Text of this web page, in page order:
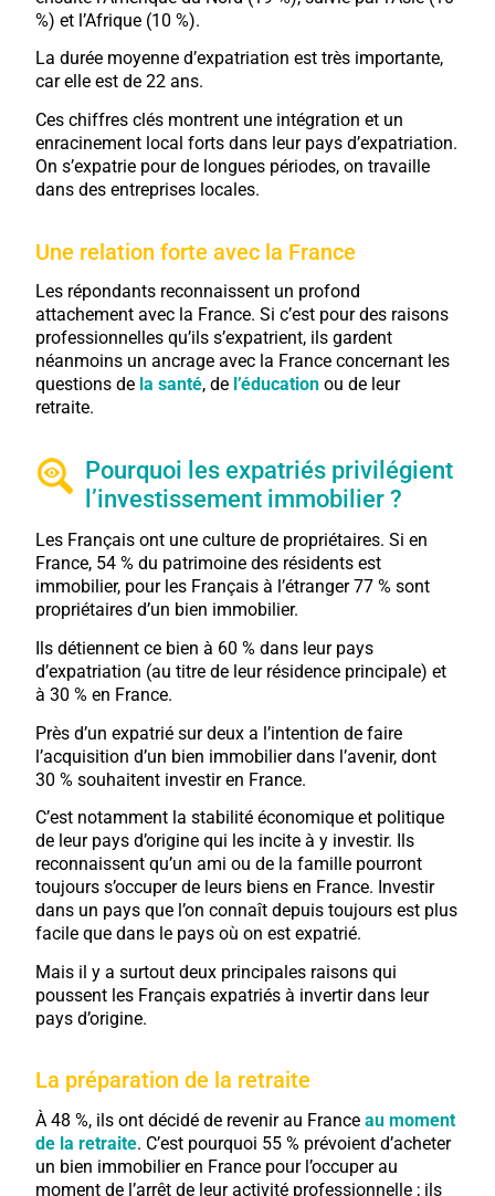
%) et l’Afrique (10 %).
La durée moyenne d’expatriation est très importante,
car elle est de 22 ans.
Ces chiffres clés montrent une intégration et un
enracinement local forts dans leur pays d’expatriation.
On s’expatrie pour de longues périodes, on travaille
dans des entreprises locales.
Une relation forte avec la France
Les répondants reconnaissent un profond
attachement avec la France. Si c’est pour des raisons
professionnelles qu’ils s’expatrient, ils gardent
néanmoins un ancrage avec la France concernant les
questions de la santé, de l’éducation ou de leur
retraite.
Pourquoi les expatriés privilégient
l’investissement immobilier ?
Les Français ont une culture de propriétaires. Si en
France, 54 % du patrimoine des résidents est
immobilier, pour les Français à l’étranger 77 % sont
propriétaires d’un bien immobilier.
Ils détiennent ce bien à 60 % dans leur pays
d’expatriation (au titre de leur résidence principale) et
à 30 % en France.
Près d’un expatrié sur deux a l’intention de faire
l’acquisition d’un bien immobilier dans l’avenir, dont
30 % souhaitent investir en France.
C’est notamment la stabilité économique et politique
de leur pays d’origine qui les incite à y investir. Ils
reconnaissent qu’un ami ou de la famille pourront
toujours s’occuper de leurs biens en France. Investir
dans un pays que l’on connaît depuis toujours est plus
facile que dans le pays où on est expatrié.
Mais il y a surtout deux principales raisons qui
poussent les Français expatriés à invertir dans leur
pays d’origine.
La préparation de la retraite
À 48 %, ils ont décidé de revenir au Franceau moment
de la retraite. C’est pourquoi 55 % prévoient d’acheter
un bien immobilier en France pour l’occuper au
moment de l’arrêt de leur activité professionnelle ; ils